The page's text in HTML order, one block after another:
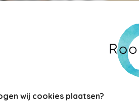
wij cookies plaatsen?